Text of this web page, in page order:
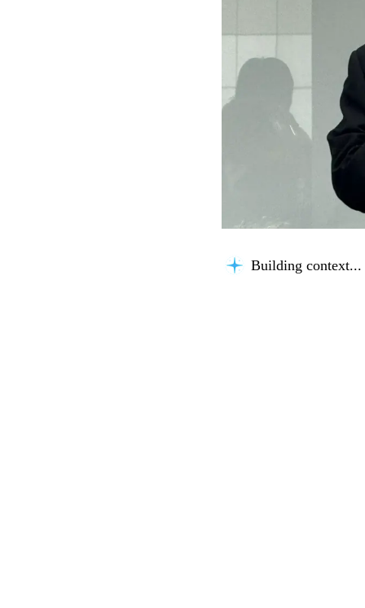
Building context...